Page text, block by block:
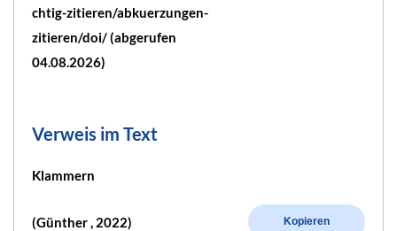
chtig-zitieren/abkuerzungen-
zitieren/doi/ (abgerufen
04.08.2026)
Verweis im Text
Klammern
(Günther , 2022) Kopieren